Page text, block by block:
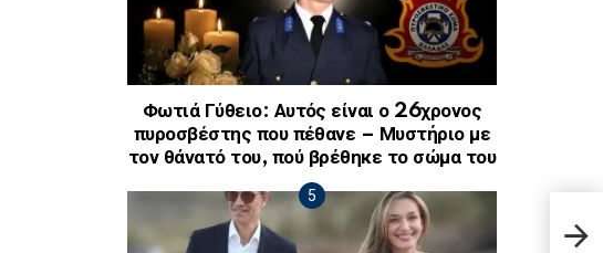
Φωτιά Γύθειο: Αυτός είναι ο 26χρονος
πυροσβέστης που πέθανε – Μυστήριο με
τον θάνατό του, πού βρέθηκε το σώμα του